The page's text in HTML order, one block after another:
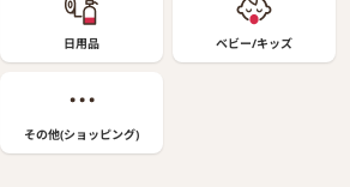
日用品 ベビー/キッズ
その他(ショッピング)